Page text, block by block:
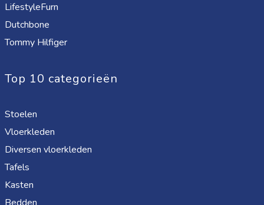
LifestyleFurn
Dutchbone
Tommy Hilfiger
Top 10 categorieën
Stoelen
Vloerkleden
Diversen vloerkleden
Tafels
Kasten